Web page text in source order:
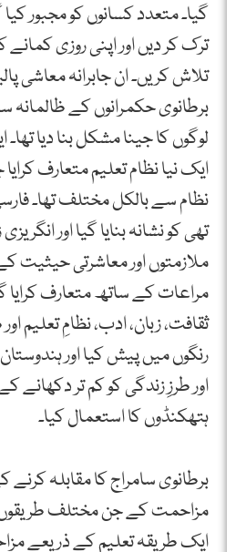
گیا۔ متعدد کسانوں کو مجبور کیا
ترک کر دیں اور اپنی روزی
تلاش کریں۔ ان جابرانہ معاشی
برطانوی حکمرانوں کے
لوگوں کا جینا مشکل بنا دیا
ایک نیا نظام تعلیم متعارف
نظام سے بالکل مختلف تھا۔
تھی کو نشانہ بنایا گیا اور
ملازمتوں اور معاشرتی
مراعات کے ساتھ متعارف کرایا
ثقافت، زبان، ادب، نظامِ تعلیم
رنگوں میں پیش کیا اور
اور طرزِ زندگی کو کم تر دکھانے
ہتھکنڈوں کا استعمال کیا۔
برطانوی سامراج کا مقابلہ
مزاحمت کے جن مختلف طریقوں
ایک طریقہ تعلیم کے ذریعے